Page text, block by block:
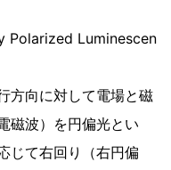
Polarized Luminescen
方向に対して電場と磁
磁波）を円偏光とい
じて右回り（右円偏